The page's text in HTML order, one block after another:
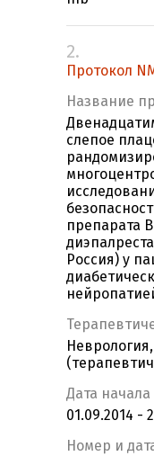
2.
Протокол
Название
слепое
препарата
Россия) у
Дата
01.09.2014 -
Номер и